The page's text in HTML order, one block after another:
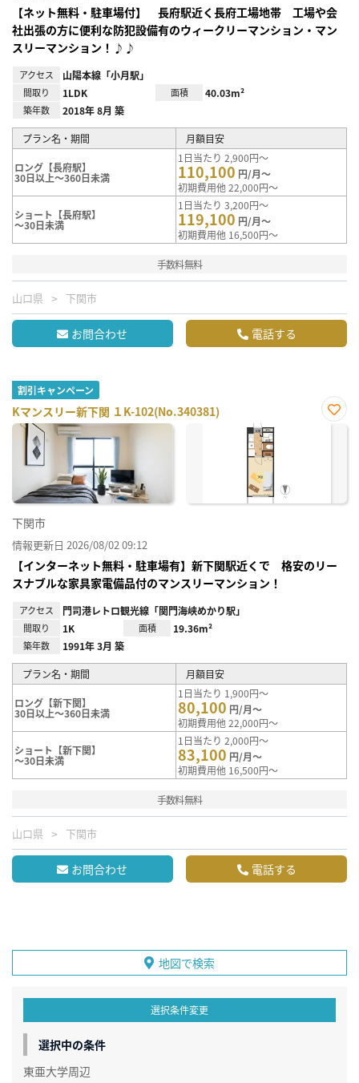
【ネット無料・駐車場付】 長府駅近く長府工場地帯 工場や会
社出張の方に便利な防犯設備有のウィークリーマンション・マン
スリーマンション！♪♪
アクセス 山陽本線「小月駅」
間取り 1LDK 面積 40.03m²
築年数 2018年 8月 築
プラン名・期間 月額目安
ロング【長府駅】
30日以上～360日未満
1日当たり 2,900円～
110,100 円/月～
初期費用他 22,000円～
ショート【長府駅】
～30日未満
1日当たり 3,200円～
119,100 円/月～
初期費用他 16,500円～
手数料無料
山口県 下関市
お問合わせ 電話する
割引キャンペーン
Kマンスリー新下関 １K-102(No.340381)
お気
下関市
情報更新日 2026/08/02 09:12
【インターネット無料・駐車場有】新下関駅近くで 格安のリー
スナブルな家具家電備品付のマンスリーマンション！
アクセス 門司港レトロ観光線「関門海峡めかり駅」
間取り 1K 面積 19.36m²
築年数 1991年 3月 築
プラン名・期間 月額目安
ロング【新下関】
30日以上～360日未満
1日当たり 1,900円～
80,100 円/月～
初期費用他 22,000円～
ショート【新下関】
～30日未満
1日当たり 2,000円～
83,100 円/月～
初期費用他 16,500円～
手数料無料
山口県 下関市
お問合わせ 電話する
地図で検索
選択条件変更
選択中の条件
東亜大学周辺